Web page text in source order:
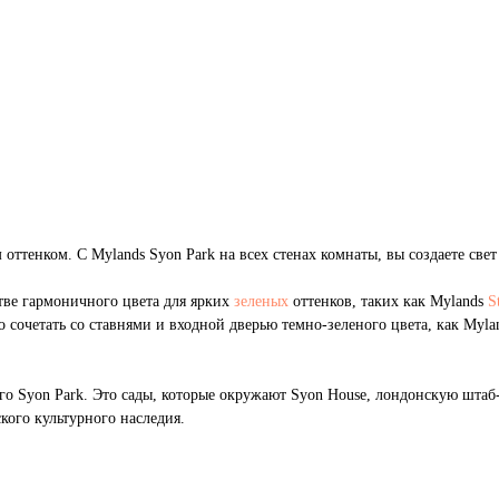
С Mylands Syon Park на всех стенах комнаты, вы создаете
гармоничного цвета для ярких зеленых оттенков, таких как Mylands
со ставнями и входной дверью темно-зеленого цвета, как
Syon Park. Это сады, которые окружают Syon House, лондонскую
культурного наследия.